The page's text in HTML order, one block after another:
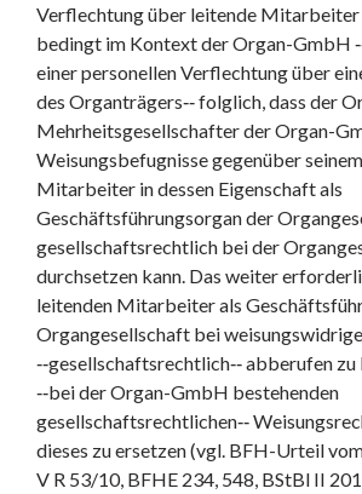
Verflechtung über leitende Mitarbeiter
bedingt im Kontext der Organ-GmbH
einer personellen Verflechtung über
des Organträgers‑‑ folglich, dass der
Mehrheitsgesellschafter der Organ-
Weisungsbefugnisse gegenüber
Mitarbeiter in dessen Eigenschaft als
Geschäftsführungsorgan der
gesellschaftsrechtlich bei der
durchsetzen kann. Das weiter
leitenden Mitarbeiter als
Organgesellschaft bei
‑‑gesellschaftsrechtlich‑‑ abberufen
‑‑bei der Organ-GmbH bestehenden
gesellschaftsrechtlichen‑‑
dieses zu ersetzen (vgl. BFH-Urteil
V R 53/10, BFHE 234, 548, BStBl II